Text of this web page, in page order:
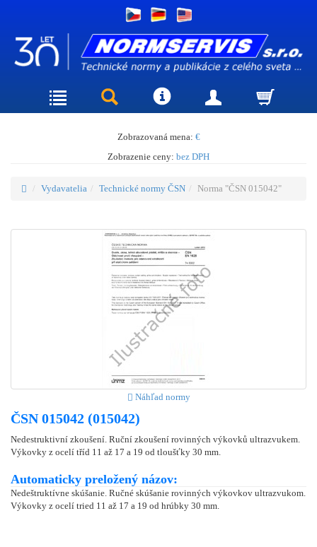
Zobrazovaná mena: €
Zobrazenie ceny: bez DPH
Vydavatelia Technické normy ČSN Norma "ČSN 015042"
Náhľad normy
ČSN 015042 (015042)
Nedestruktivní zkoušení. Ruční zkoušení rovinných výkovků ultrazvukem.
Výkovky z ocelí tříd 11 až 17 a 19 od tloušťky 30 mm.
Automaticky preložený názov:
Nedeštruktívne skúšanie. Ručné skúšanie rovinných výkovkov ultrazvukom.
Výkovky z ocelí tried 11 až 17 a 19 od hrúbky 30 mm.